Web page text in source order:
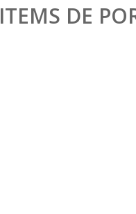
ITEMS DE